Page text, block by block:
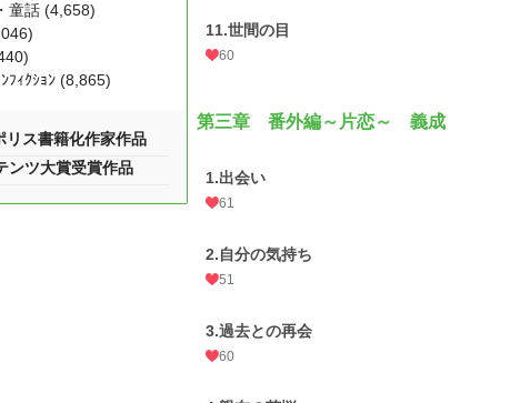
11.世間の目
60
第三章 番外編～片恋～ 義成
1.出会い
61
2.自分の気持ち
51
3.過去との再会
60
童話 (4,658)
ﾌｨｸｼｮﾝ (8,865)
リス書籍化作家作品
ンツ大賞受賞作品